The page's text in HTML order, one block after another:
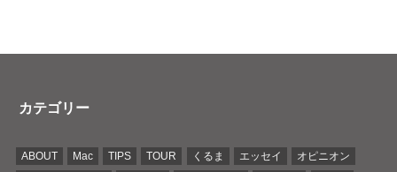
カテゴリー
ABOUT Mac TIPS TOUR くるま エッセイ
オピニオン